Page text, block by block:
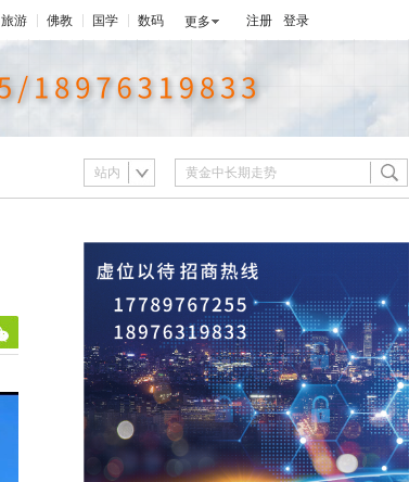
旅游 佛教 国学 数码 更多 注册 登录
站内